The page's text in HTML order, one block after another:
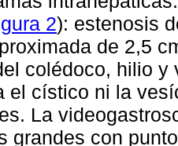
2): estenosis
de 2,5
colédoco, hilio
el cístico ni la
La
grandes con